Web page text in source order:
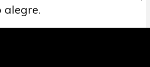
alegre.